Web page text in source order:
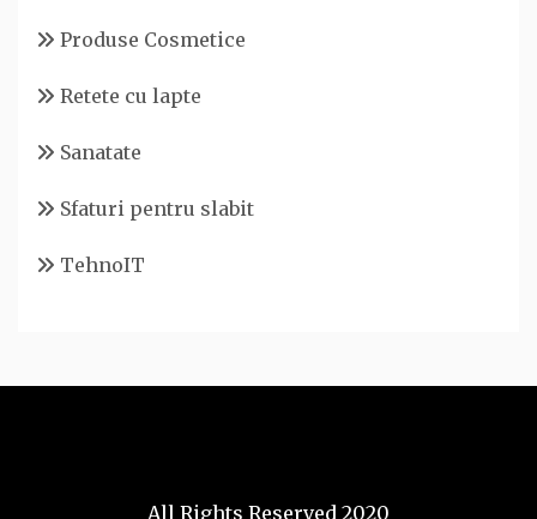
Produse Cosmetice
Retete cu lapte
Sanatate
Sfaturi pentru slabit
TehnoIT
All Rights Reserved 2020